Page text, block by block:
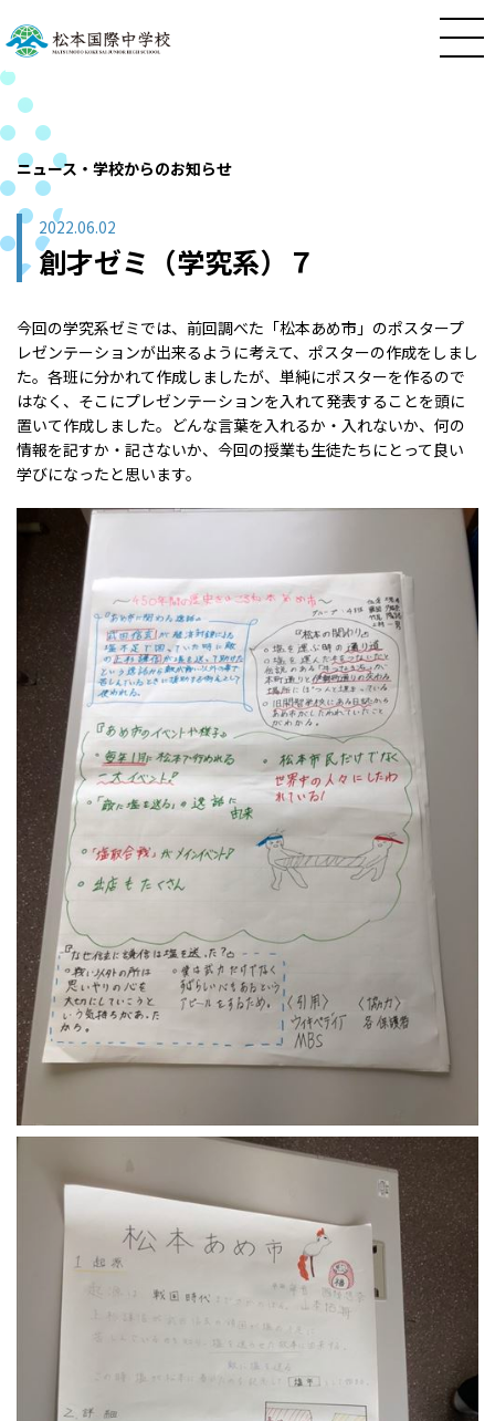
ニュース・学校からのお知らせ
2022.06.02
創才ゼミ（学究系）７
今回の学究系ゼミでは、前回調べた「松本あめ市」のポスタープ
レゼンテーションが出来るように考えて、ポスターの作成をしまし
た。各班に分かれて作成しましたが、単純にポスターを作るので
はなく、そこにプレゼンテーションを入れて発表することを頭に
置いて作成しました。どんな言葉を入れるか・入れないか、何の
情報を記すか・記さないか、今回の授業も生徒たちにとって良い
学びになったと思います。